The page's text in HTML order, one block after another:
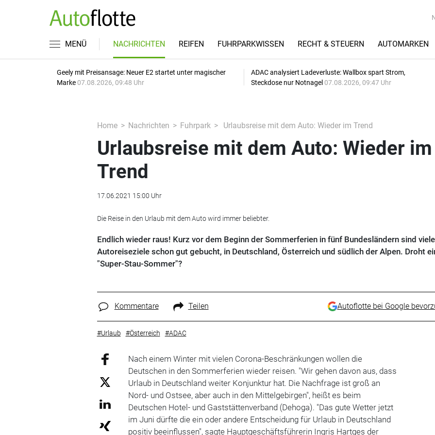
MENÜ NACHRICHTEN REIFEN FUHRPARKWISSEN RECHT & STEUERN AUTOMARKEN
Geely mit Preisansage: Neuer E2 startet unter magischer
Marke 07.08.2026, 09:48 Uhr
ADAC analysiert Ladeverluste: Wallbox spart Strom,
Steckdose nur Notnagel 07.08.2026, 09:47 Uhr
Home Nachrichten Fuhrpark Urlaubsreise mit dem Auto: Wieder im Trend
Urlaubsreise mit dem Auto: Wieder im
Trend
17.06.2021 15:00 Uhr
Die Reise in den Urlaub mit dem Auto wird immer beliebter.
Endlich wieder raus! Kurz vor dem Beginn der Sommerferien in fünf Bundesländern sind viele
Autoreiseziele schon gut gebucht, in Deutschland, Österreich und südlich der Alpen. Droht
"Super-Stau-Sommer"?
Kommentare Teilen Autoflotte bei Google
#Urlaub #Österreich #ADAC
Nach einem Winter mit vielen Corona-Beschränkungen wollen die
Deutschen in den Sommerferien wieder reisen. "Wir gehen davon aus, dass
Urlaub in Deutschland weiter Konjunktur hat. Die Nachfrage ist groß an
Nord- und Ostsee, aber auch in den Mittelgebirgen", heißt es beim
Deutschen Hotel- und Gaststättenverband (Dehoga). "Das gute Wetter jetzt
im Juni dürfte die ein oder andere Entscheidung für Urlaub in Deutschland
positiv beeinflussen", sagte Hauptgeschäftsführerin Ingris Hartges der